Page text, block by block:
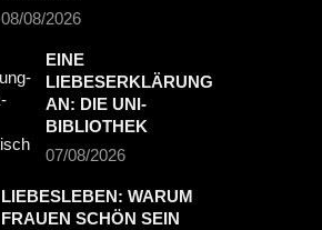
08/08/2026
EINE
LIEBESERKLÄRUNG
AN: DIE UNI-
BIBLIOTHEK
07/08/2026
LIEBESLEBEN: WARUM
FRAUEN SCHÖN SEIN